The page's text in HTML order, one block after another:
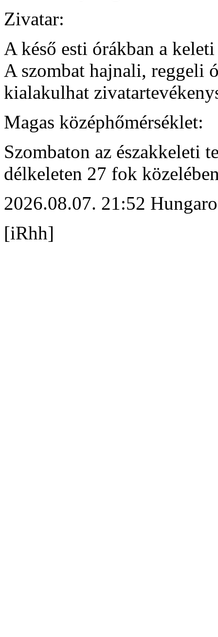
Zivatar:
A késő esti órákban a
A szombat hajnali, reggeli
kialakulhat
Magas középhőmérséklet:
Szombaton az északkeleti
délkeleten 27 fok
2026.08.07. 21:52
[iRhh]